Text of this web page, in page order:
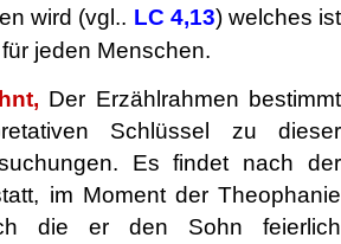
wird (vgl.. LC 4,13) welches ist
jeden Menschen.
Der Erzählrahmen bestimmt
Schlüssel zu dieser
Es findet nach der
im Moment der Theophanie
die er den Sohn feierlich